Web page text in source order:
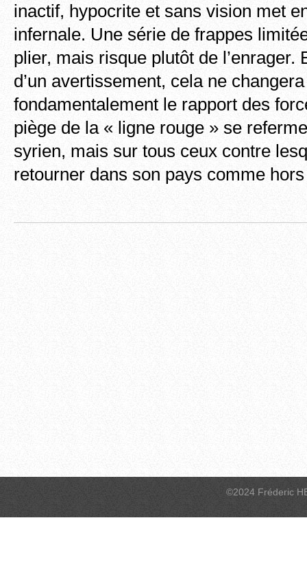
inactif, hypocrite et sans vision met
infernale. Une série de frappes
plier, mais risque plutôt de l’enrager.
d’un avertissement, cela ne
fondamentalement le rapport des
piège de la « ligne rouge » se
syrien, mais sur tous ceux contre
retourner dans son pays comme
©2024 Fréderic